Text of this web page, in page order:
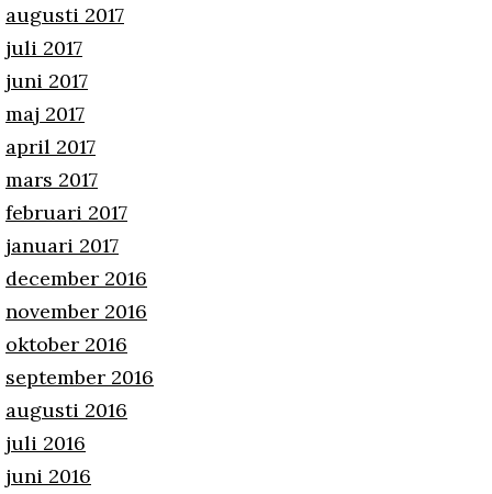
augusti 2017
juli 2017
juni 2017
maj 2017
april 2017
mars 2017
februari 2017
januari 2017
december 2016
november 2016
oktober 2016
september 2016
augusti 2016
juli 2016
juni 2016